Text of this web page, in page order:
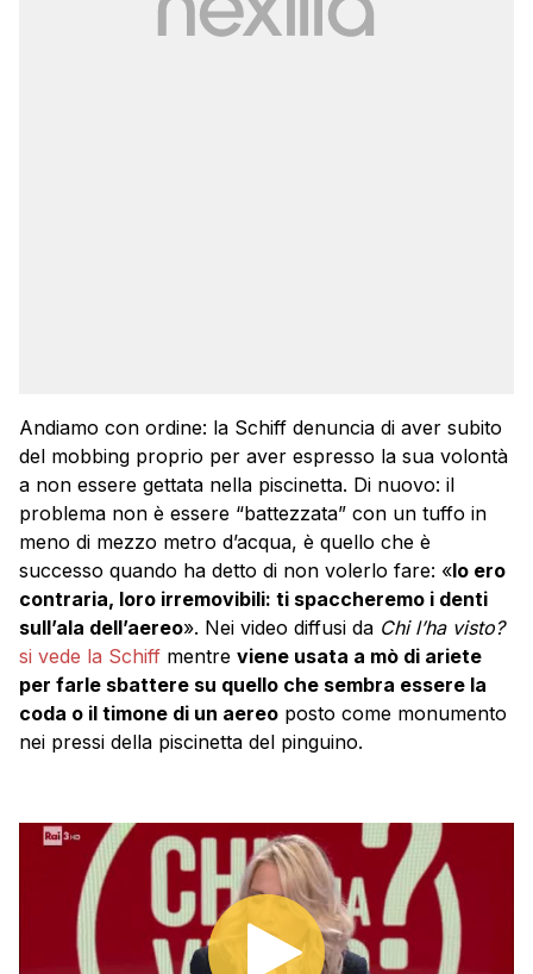
Andiamo con ordine: la Schiff denuncia di aver subito
del mobbing proprio per aver espresso la sua volontà
a non essere gettata nella piscinetta. Di nuovo: il
problema non è essere “battezzata” con un tuffo in
meno di mezzo metro d’acqua, è quello che è
successo quando ha detto di non volerlo fare: «Io ero
contraria, loro irremovibili: ti spaccheremo i denti
sull’ala dell’aereo». Nei video diffusi da Chi l’ha visto?
si vede la Schiff mentre viene usata a mò di ariete
per farle sbattere su quello che sembra essere la
coda o il timone di un aereo posto come monumento
nei pressi della piscinetta del pinguino.